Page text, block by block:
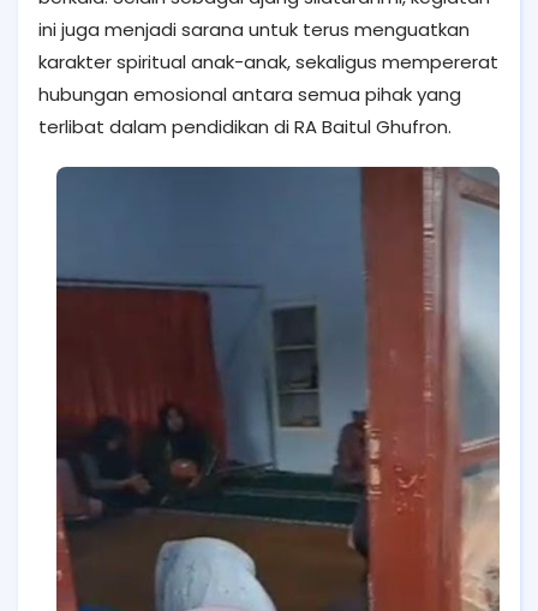
ini juga menjadi sarana untuk terus menguatkan
karakter spiritual anak-anak, sekaligus mempererat
hubungan emosional antara semua pihak yang
terlibat dalam pendidikan di RA Baitul Ghufron.